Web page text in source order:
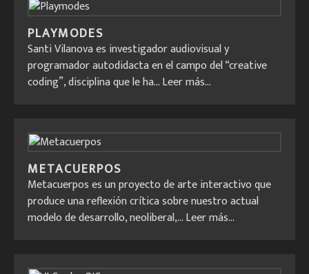
PLAYMODES
Santi Vilanova es investigador audiovisual y
programador autodidacta en el campo del “creative
coding”, disciplina que le ha...Leer más...
METACUERPOS
Metacuerpos es un proyecto de arte interactivo que
produce una reflexión crítica sobre nuestro actual
modelo de desarrollo, neoliberal,...Leer más...